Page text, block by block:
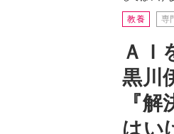
黒川
『
はい
ＡＩ
黒川